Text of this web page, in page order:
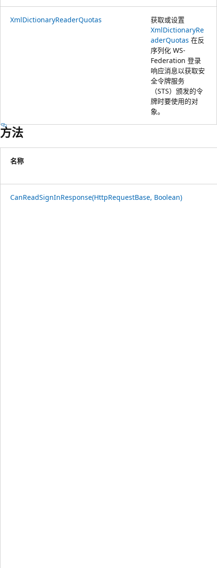
XmlDictionaryReaderQuotas
获取或设置
XmlDictionaryRe
aderQuotas 在反
序列化 WS-
Federation 登录
响应消息以获取安
全令牌服务
（STS）颁发的令
牌时要使用的对
象。
方法
名称
CanReadSignInResponse(HttpRequestBase, Boolean)